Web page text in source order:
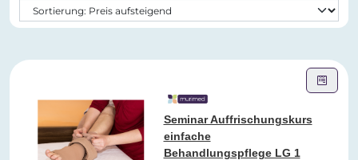
Seminar Auffrischungskurs
einfache
Behandlungspflege LG 1